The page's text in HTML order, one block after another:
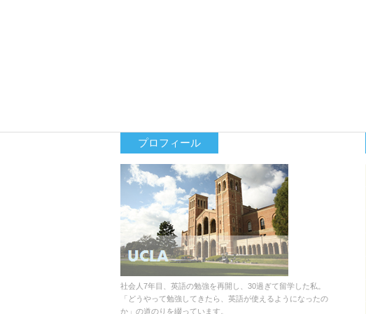
プロフィール
社会人7年目、英語の勉強を再開し、30過ぎて留学した私。
「どうやって勉強してきたら、英語が使えるようになったの
か」の道のりを綴っています。